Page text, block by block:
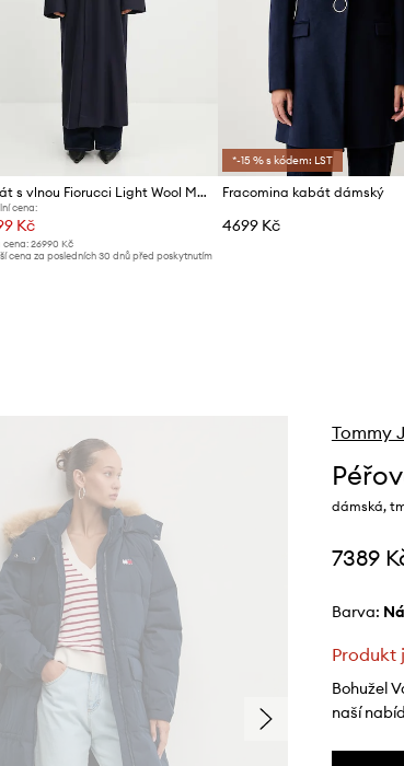
Kabát s vlnou Fiorucci Light Wool Maxi
cena:
Kč
cena: 26990 Kč
cena za posledních 30 dnů před poskytnutím
*-15 % s kódem: LST
Fracomina kabát dámský
4699 Kč
Tommy
dámská,
7389
Barva:
Produkt
Bohužel
naší